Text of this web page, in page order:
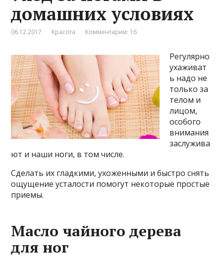
домашних условиях
06.12.2017 Красота Комментарии: 16
Регулярно
ухаживат
ь надо не
только за
телом и
лицом,
особого
внимания
заслужива
ют и наши ноги, в том числе.
Сделать их гладкими, ухоженными и быстро снять
ощущение усталости помогут некоторые простые
приемы.
Масло чайного дерева
для ног